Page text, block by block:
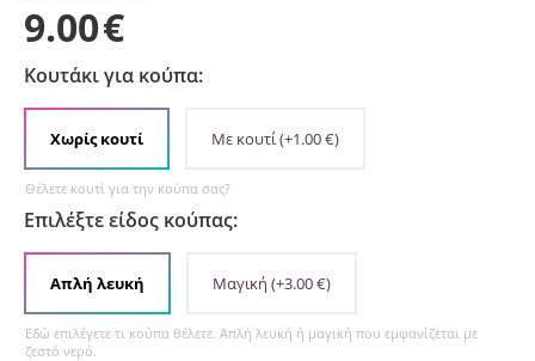
9.00€
Κουτάκι για κούπα:
Χωρίς κουτί Με κουτί(+1.00€)
Θέλετε κουτί για την κούπα σας?
Επιλέξτε είδος κούπας:
Απλή λευκή Μαγική (+3.00€)
Εδώ επιλέγετε τι κούπα θέλετε. Απλή λευκή ή μαγική που εμφανίζεται με
ζεστό νερό.